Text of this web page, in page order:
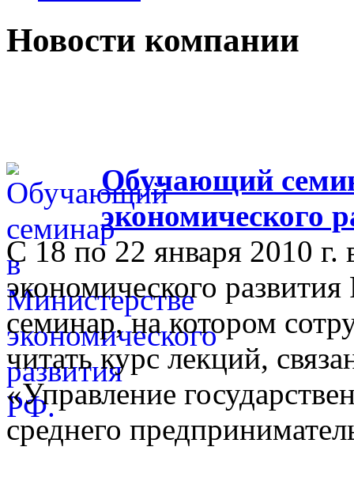
Новости компании
Обучающий
экономического
С 18 по 22 января 2010 г.
экономического
семинар, на котором
читать курс лекций,
«Управление
среднего